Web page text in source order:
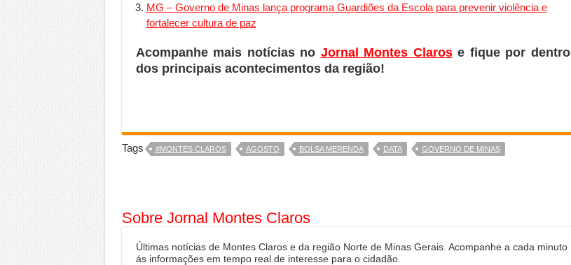
MG – Governo de Minas lança programa Guardiões da Escola para prevenir violência e
fortalecer cultura de paz
Acompanhe mais notícias no Jornal Montes Clarose fique por dentro
dos principais acontecimentos da região!
Tags #MONTES CLAROS AGOSTO BOLSA MERENDA DATA GOVERNO DE MINAS
Sobre Jornal Montes Claros
Últimas notícias de Montes Claros e da região Norte de Minas Gerais. Acompanhe a cada minuto
ás informações em tempo real de interesse para o cidadão.